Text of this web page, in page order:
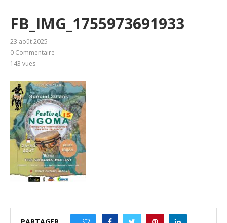
FB_IMG_1755973691933
23 août 2025
0 Commentaire
143 vues